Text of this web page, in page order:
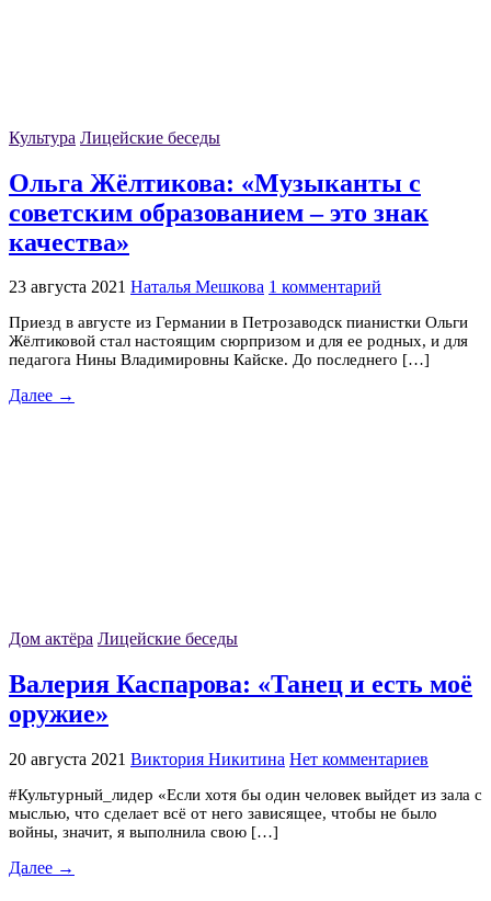
Культура Лицейские беседы
Ольга Жёлтикова: «Музыканты с
советским образованием – это знак
качества»
23 августа 2021 Наталья Мешкова 1 комментарий
Приезд в августе из Германии в Петрозаводск пианистки Ольги
Жёлтиковой стал настоящим сюрпризом и для ее родных, и для
педагога Нины Владимировны Кайске. До последнего […]
Далее →
Дом актёра Лицейские беседы
Валерия Каспарова: «Танец и есть моё
оружие»
20 августа 2021 Виктория Никитина Нет комментариев
#Культурный_лидер «Если хотя бы один человек выйдет из зала с
мыслью, что сделает всё от него зависящее, чтобы не было
войны, значит, я выполнила свою […]
Далее →